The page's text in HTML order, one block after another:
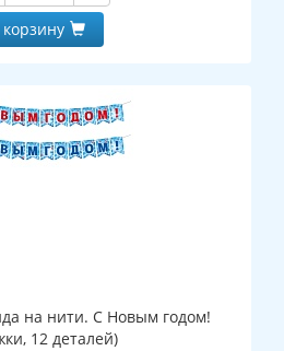
на нити. С Новым годом!
12 деталей)